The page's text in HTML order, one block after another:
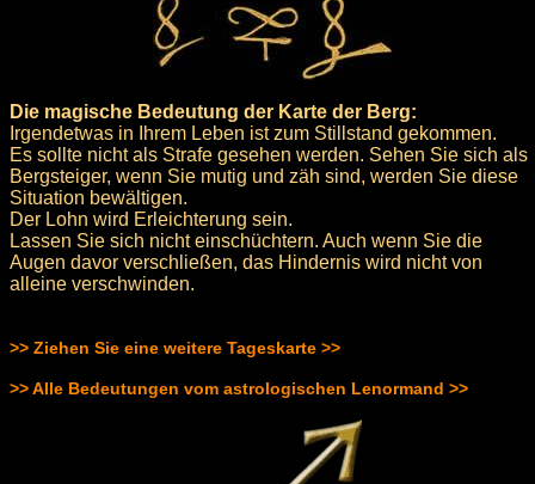
Die magische Bedeutung der Karte der Berg:
Irgendetwas in Ihrem Leben ist zum Stillstand gekommen.
Es sollte nicht als Strafe gesehen werden. Sehen Sie sich als
Bergsteiger, wenn Sie mutig und zäh sind, werden Sie diese
Situation bewältigen.
Der Lohn wird Erleichterung sein.
Lassen Sie sich nicht einschüchtern. Auch wenn Sie die
Augen davor verschließen, das Hindernis wird nicht von
alleine verschwinden.
>> Ziehen Sie eine weitere Tageskarte >>
>> Alle Bedeutungen vom astrologischen Lenormand >>